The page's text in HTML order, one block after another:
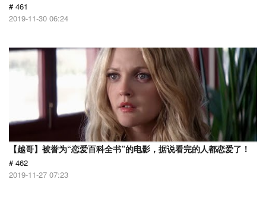
# 461
2019-11-30 06:24
【越哥】被誉为“恋爱百科全书”的电影，据说看完的人都恋爱了！
# 462
2019-11-27 07:23